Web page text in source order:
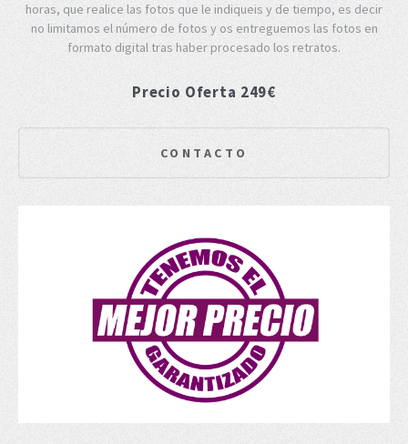
horas, que realice las fotos que le indiqueis y de tiempo, es decir
no limitamos el número de fotos y os entreguemos las fotos en
formato digital tras haber procesado los retratos.
Precio Oferta 249€
CONTACTO